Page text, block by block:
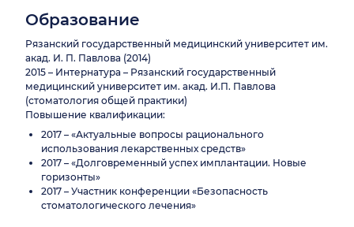
Образование
Рязанский государственный медицинский университет им.
акад. И. П. Павлова (2014)
2015 – Интернатура – Рязанский государственный
медицинский университет им. акад. И.П. Павлова
(стоматология общей практики)
Повышение квалификации:
2017 – «Актуальные вопросы рационального
использования лекарственных средств»
2017 – «Долговременный успех имплантации. Новые
горизонты»
2017 – Участник конференции «Безопасность
стоматологического лечения»